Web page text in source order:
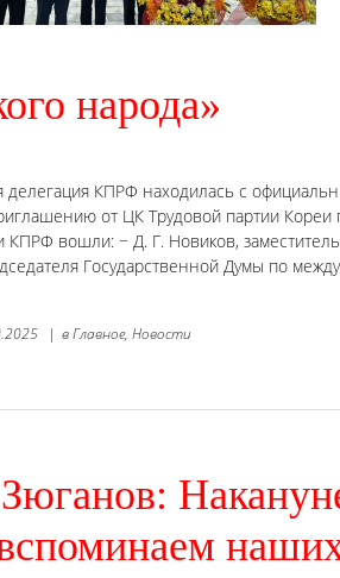
народа»
делегация КПРФ находилась с
от ЦК Трудовой партии
КПРФ вошли: − Д. Г. Новиков,
Государственной Думы по
| вГлавное, Новости